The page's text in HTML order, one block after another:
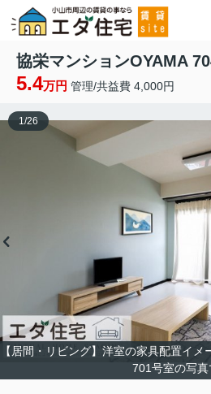
協栄マンションOYAMA
5.4万円 管理/共益費 4,000円
【居間・リビング】洋室の家具配置イ
701号室の写真
1/26